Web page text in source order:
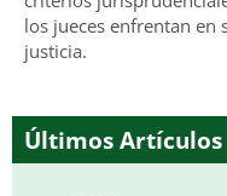
los jueces enfrentan
justicia.
Últimos Artículos